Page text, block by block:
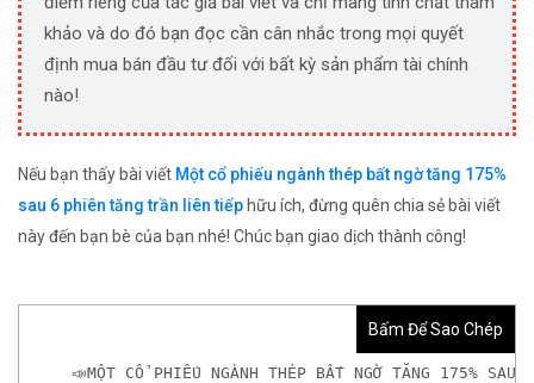
khảo và do đó bạn đọc cần cân nhắc trong mọi quyết
định mua bán đầu tư đối với bất kỳ sản phẩm tài chính
nào!
Nếu bạn thấy bài viết Một cổ phiếu ngành thép bất ngờ tăng 175%
sau 6 phiên tăng trần liên tiếp hữu ích, đừng quên chia sẻ bài viết
này đến bạn bè của bạn nhé! Chúc bạn giao dịch thành công!
Bấm Để Sao Chép
📣MỘT CỔ PHIẾU NGÀNH THÉP BẤT NGỜ TĂNG 175%